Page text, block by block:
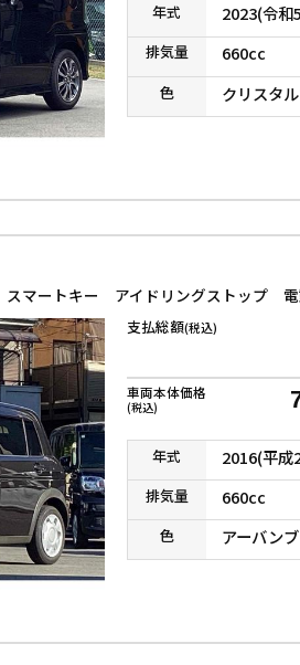
年式 2023(令和
排気量 660cc
色 クリスタ
支払総額(税込)
車両本体価格
(税込)
年式 2016(平成
排気量 660cc
色 アーバン